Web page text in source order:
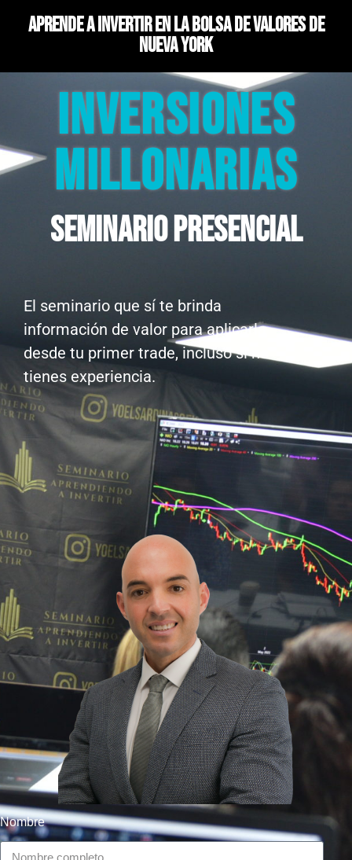
Aprende a invertir en la bolsa de valores de
Nueva York
INVERSIONES
MILLONARIAS
Seminario presencial
El seminario que sí te brinda
información de valor para aplicarla
desde tu primer trade, incluso si no
tienes experiencia.
Nombre